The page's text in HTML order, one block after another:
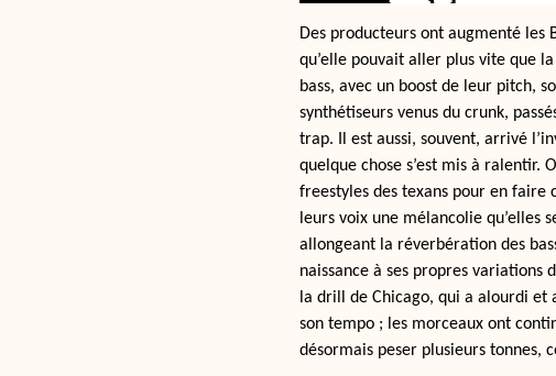
Des producteurs ont augmenté
qu’elle pouvait aller plus vite que
bass, avec un boost de leur pitch,
synthétiseurs venus du crunk,
trap. Il est aussi, souvent, arrivé
quelque chose s’est mis à ralentir.
freestyles des texans pour en faire
leurs voix une mélancolie qu’elles
allongeant la réverbération des
naissance à ses propres
la drill de Chicago, qui a alourdi
son tempo ; les morceaux ont
désormais peser plusieurs tonnes,